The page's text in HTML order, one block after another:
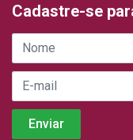
Cadastre-se